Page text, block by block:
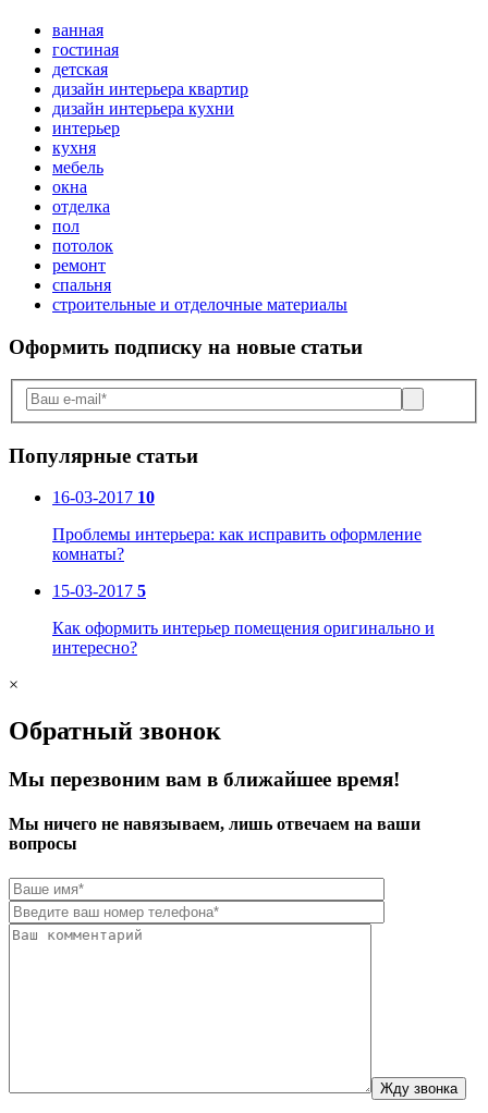
ванная
гостиная
детская
дизайн интерьера квартир
дизайн интерьера кухни
интерьер
кухня
мебель
окна
отделка
пол
потолок
ремонт
спальня
строительные и отделочные материалы
Оформить подписку на новые статьи
Популярные статьи
16-03-2017 10
Проблемы интерьера: как исправить оформление
комнаты?
15-03-2017 5
Как оформить интерьер помещения оригинально и
интересно?
×
Обратный звонок
Мы перезвоним вам в ближайшее время!
Мы ничего не навязываем, лишь отвечаем на ваши
вопросы